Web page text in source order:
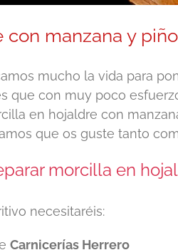
manzana y
mucho la vida para
que con muy poco
en hojaldre con
que os guste tanto
morcilla en
necesitaréis:
Carnicerías Herrero